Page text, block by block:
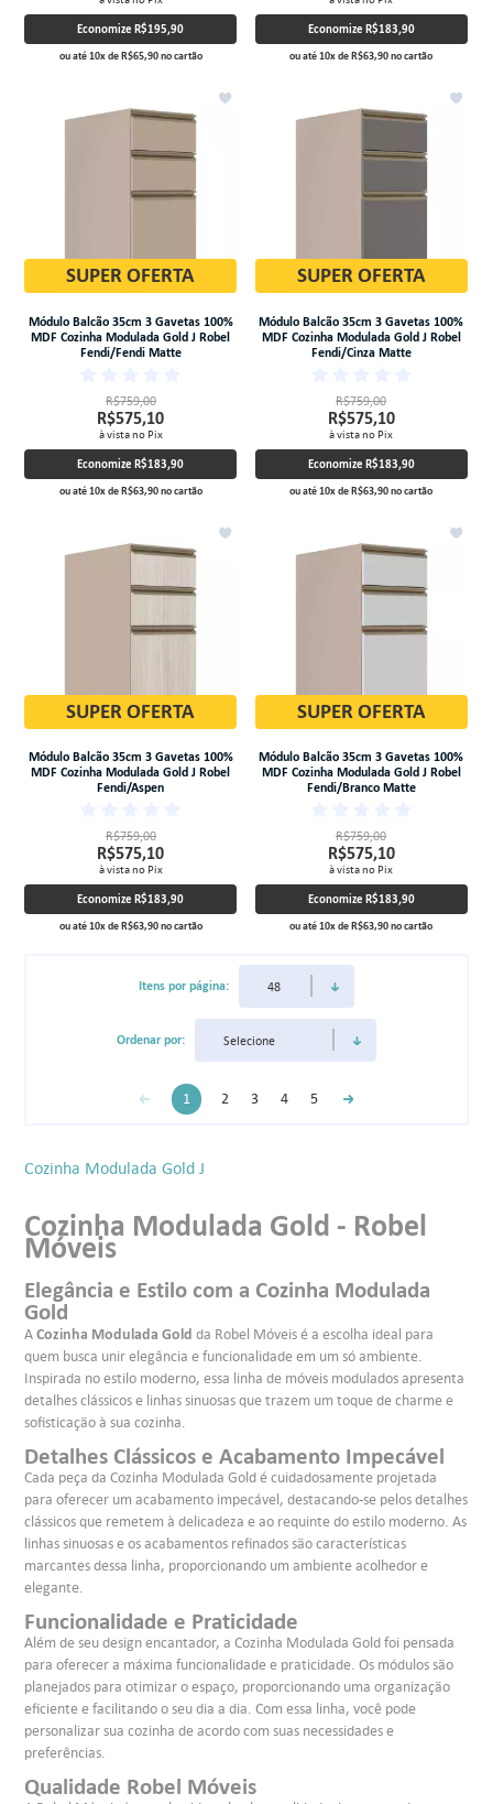
EconomizeR$195,90
ou até10xdeR$65,90no cartão
Economize R$183,90
ou até10xdeR$63,90no cartão
SUPER OFERTA
Módulo Balcão 35cm 3 Gavetas 100%
MDF Cozinha Modulada Gold J Robel
Fendi/Fendi Matte
R$759,00
R$575,10
à vista no Pix
EconomizeR$183,90
ou até10xdeR$63,90no cartão
SUPER OFERTA
Módulo Balcão 35cm 3 Gavetas 100%
MDF Cozinha Modulada Gold J Robel
Fendi/Cinza Matte
R$759,00
R$575,10
à vista no Pix
Economize R$183,90
ou até10xdeR$63,90no cartão
SUPER OFERTA
Módulo Balcão 35cm 3 Gavetas 100%
MDF Cozinha Modulada Gold J Robel
Fendi/Aspen
R$759,00
R$575,10
à vista no Pix
EconomizeR$183,90
ou até10xdeR$63,90no cartão
SUPER OFERTA
Módulo Balcão 35cm 3 Gavetas 100%
MDF Cozinha Modulada Gold J Robel
Fendi/Branco Matte
R$759,00
R$575,10
à vista no Pix
Economize R$183,90
ou até10xdeR$63,90no cartão
Itens por página:
Ordenar por:
1 2 3 4 5
Cozinha Modulada Gold J
Cozinha Modulada Gold - Robel
Móveis
Elegância e Estilo com a Cozinha Modulada
Gold
ACozinha Modulada Gold da Robel Móveis é a escolha ideal para
quem busca unir elegância e funcionalidade em um só ambiente.
Inspirada no estilo moderno, essa linha de móveis modulados apresenta
detalhes clássicos e linhas sinuosas que trazem um toque de charme e
sofisticação à sua cozinha.
Detalhes Clássicos e Acabamento Impecável
Cada peça da Cozinha Modulada Gold é cuidadosamente projetada
para oferecer um acabamento impecável, destacando-se pelos detalhes
clássicos que remetem à delicadeza e ao requinte do estilo moderno. As
linhas sinuosas e os acabamentos refinados são características
marcantes dessa linha, proporcionando um ambiente acolhedor e
elegante.
Funcionalidade e Praticidade
Além de seu design encantador, a Cozinha Modulada Gold foi pensada
para oferecer a máxima funcionalidade e praticidade. Os módulos são
planejados para otimizar o espaço, proporcionando uma organização
eficiente e facilitando o seu dia a dia. Com essa linha, você pode
personalizar sua cozinha de acordo com suas necessidades e
preferências.
Qualidade Robel Móveis